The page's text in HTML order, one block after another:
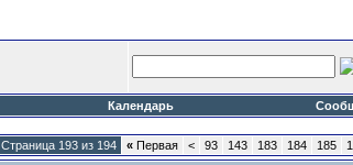
Календарь
Страница 193 из 194 « Первая < 93 143 183 184 185